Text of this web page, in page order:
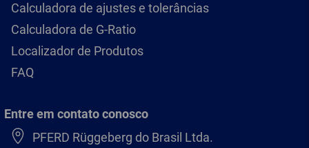
Calculadora de ajustes e tolerâncias
Calculadora de G-Ratio
Localizador de Produtos
FAQ
Entre em contato conosco
PFERD Rüggeberg do Brasil Ltda.